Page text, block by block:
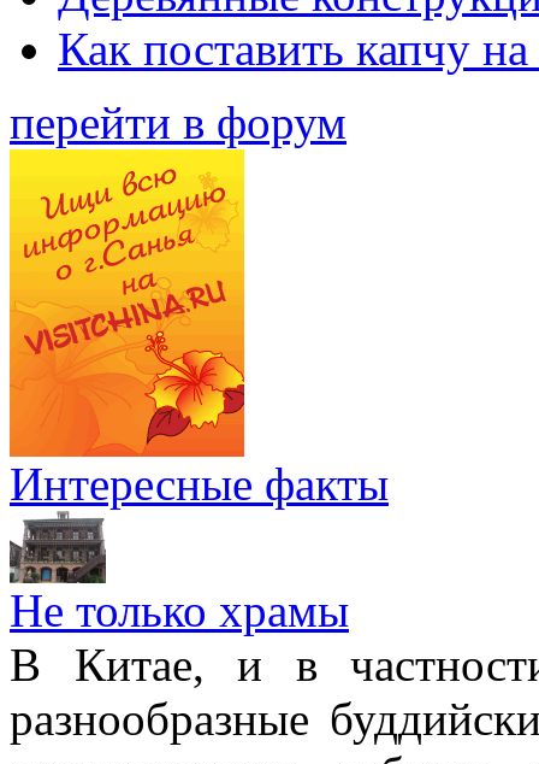
Как поставить капчу
перейти в форум
Интересные факты
Не только храмы
В Китае, и в
разнообразные